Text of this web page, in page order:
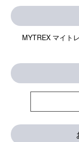
MYTREX マイト